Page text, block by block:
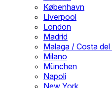
København
Liverpool
London
Madrid
Malaga / Costa del
Milano
München
Napoli
New York